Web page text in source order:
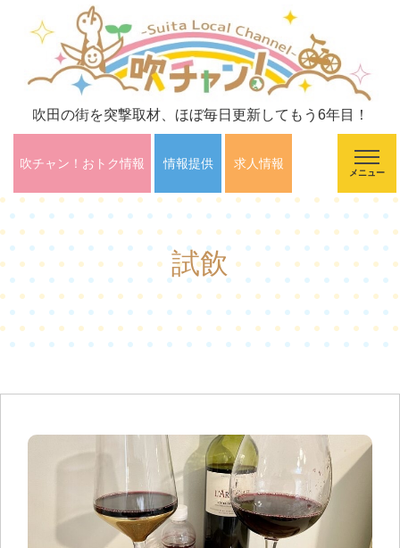
吹田の街を突撃取材、ほぼ毎日更新してもう6年目！
吹チャン！おトク情報 情報提供 求人情報
メニュー
試飲